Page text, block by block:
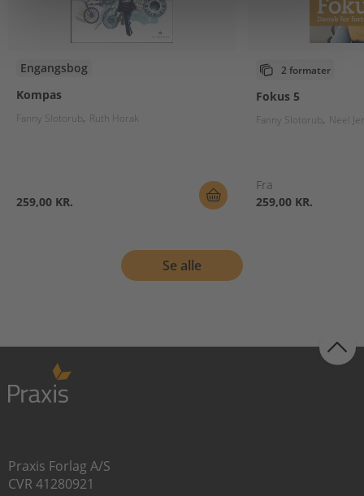
Engangsbog
Kompas
Fanny Slotorub Ruth Horak
259,00 KR.
2 formater
Fokus 5
Fanny Slotorub Neel
Fra
259,00 KR.
Se alle
Praxis Forlag A/S
CVR 41280921